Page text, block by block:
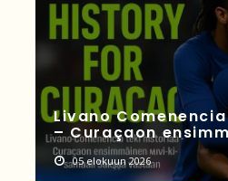
Livano
– Curaçaon
05 elokuun 2026